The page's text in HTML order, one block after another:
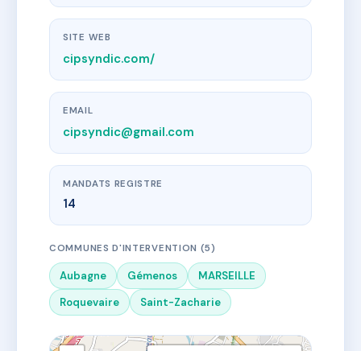
SITE WEB
cipsyndic.com/
EMAIL
cipsyndic@gmail.com
MANDATS REGISTRE
14
COMMUNES D'INTERVENTION (5)
Aubagne Gémenos
MARSEILLE
Roquevaire
Saint-Zacharie